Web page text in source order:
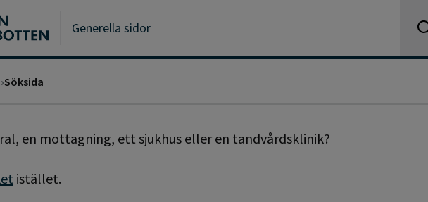
Generella sidor
Söksida
en mottagning, ett sjukhus eller en tandvårdsklinik?
istället.